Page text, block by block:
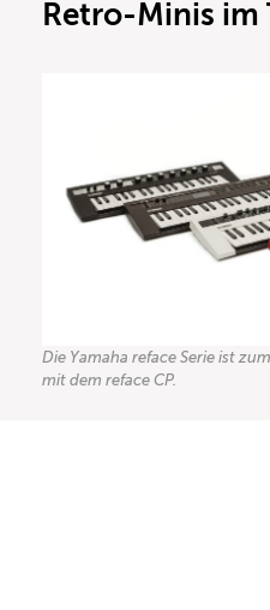
Retro-Minis im
Die Yamaha reface Serie ist
mit dem reface CP.